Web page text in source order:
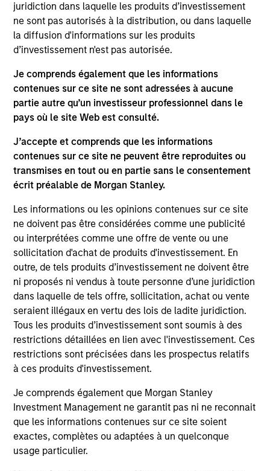
juridiction dans laquelle les produits d’investissement
ne sont pas autorisés à la distribution, ou dans laquelle
la diffusion d'informations sur les produits
d’investissement n'est pas autorisée.
Je comprends également que les informations
contenues sur ce site ne sont adressées à aucune
partie autre qu’un investisseur professionnel dans le
pays où le site Web est consulté.
J’accepte et comprends que les informations
contenues sur ce site ne peuvent être reproduites ou
transmises en tout ou en partie sans le consentement
écrit préalable de Morgan Stanley.
Les informations ou les opinions contenues sur ce site
ne doivent pas être considérées comme une publicité
ou interprétées comme une offre de vente ou une
sollicitation d'achat de produits d'investissement. En
outre, de tels produits d’investissement ne doivent être
ni proposés ni vendus à toute personne d’une juridiction
dans laquelle de tels offre, sollicitation, achat ou vente
seraient illégaux en vertu des lois de ladite juridiction.
Tous les produits d’investissement sont soumis à des
restrictions détaillées en lien avec l'investissement. Ces
restrictions sont précisées dans les prospectus relatifs
à ces produits d'investissement.
Je comprends également que Morgan Stanley
Investment Management ne garantit pas ni ne reconnait
que les informations contenues sur ce site soient
exactes, complètes ou adaptées à un quelconque
usage particulier.
Differentiators
1
Defensive characteristics
The team’s research shows investments in high-quality
companies, which exhibit characteristics such as strong
franchise durability, high and recurring cash flow
generation, low capital intensity and minimal financial
leverage that have generated competitive returns across
2
Managing the risks that matter
The team’s criteria and disciplined investment process
create a concentrated portfolio that is highly
differentiated from the benchmark. The team attempts to
minimize loss of capital, rather than tracking error, by
focusing on franchise resiliency, management quality,
financial strength and valuation.
3
Differentiated returns